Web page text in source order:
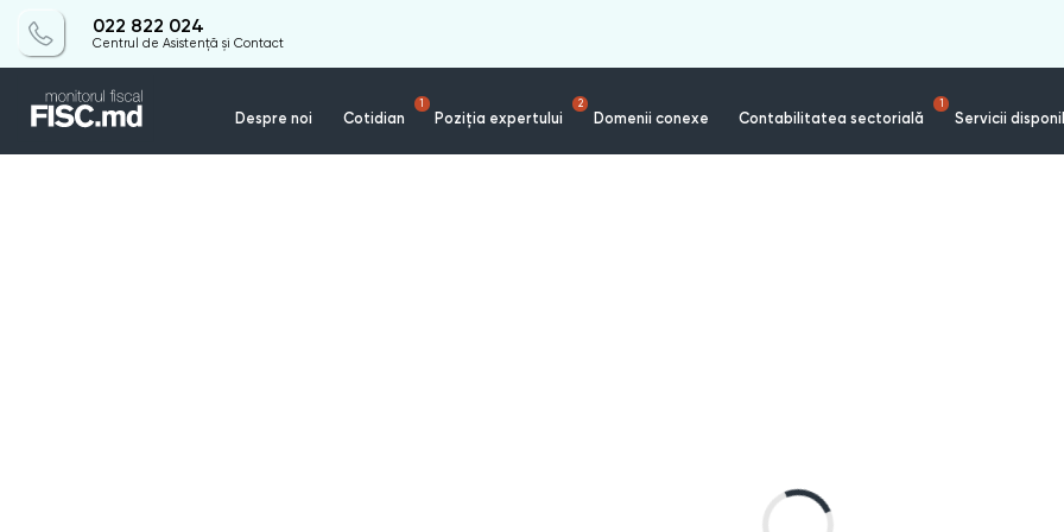
022 822 024
Centrul de Asistență și Contact
Despre noi Cotidian
1
Poziția expertului
2
Domenii conexe Contabilitatea sectorială
1
Servicii